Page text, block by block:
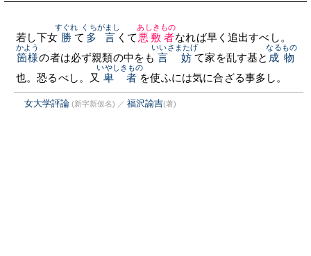
若し下女 勝
すぐれ
て 多言
くちがまし
くて 悪敷者
あしきもの
なれば早く追出すべし。
箇様
かよう
の者は必ず親類の中をも 言妨
いいさまたげ
て家を乱す基と 成物
なるもの
也。恐るべし。又 卑者
いやしきもの
を使ふには気に合ざる事多し。
女大学評論 (新字新仮名) ／ 福沢諭吉(著)